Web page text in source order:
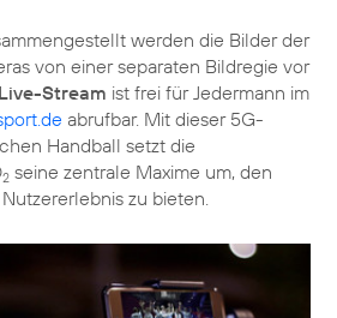
werden die Bilder der
von einer separaten Bildregie vor
Stream ist frei für Jedermann im
abrufbar. Mit dieser 5G-
Handball setzt die
2 seine zentrale Maxime um, den
zu bieten.